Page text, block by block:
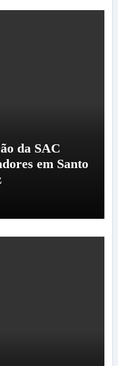
da SAC
em Santo